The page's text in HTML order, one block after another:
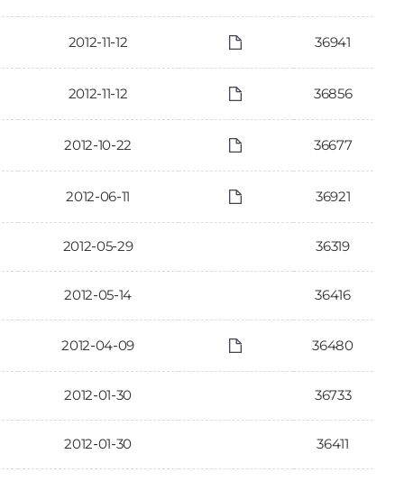
2012-11-12 36941
2012-11-12 36856
2012-10-22 36677
2012-06-11 36921
2012-05-29 36319
2012-05-14 36416
2012-04-09 36480
2012-01-30 36733
2012-01-30 36411